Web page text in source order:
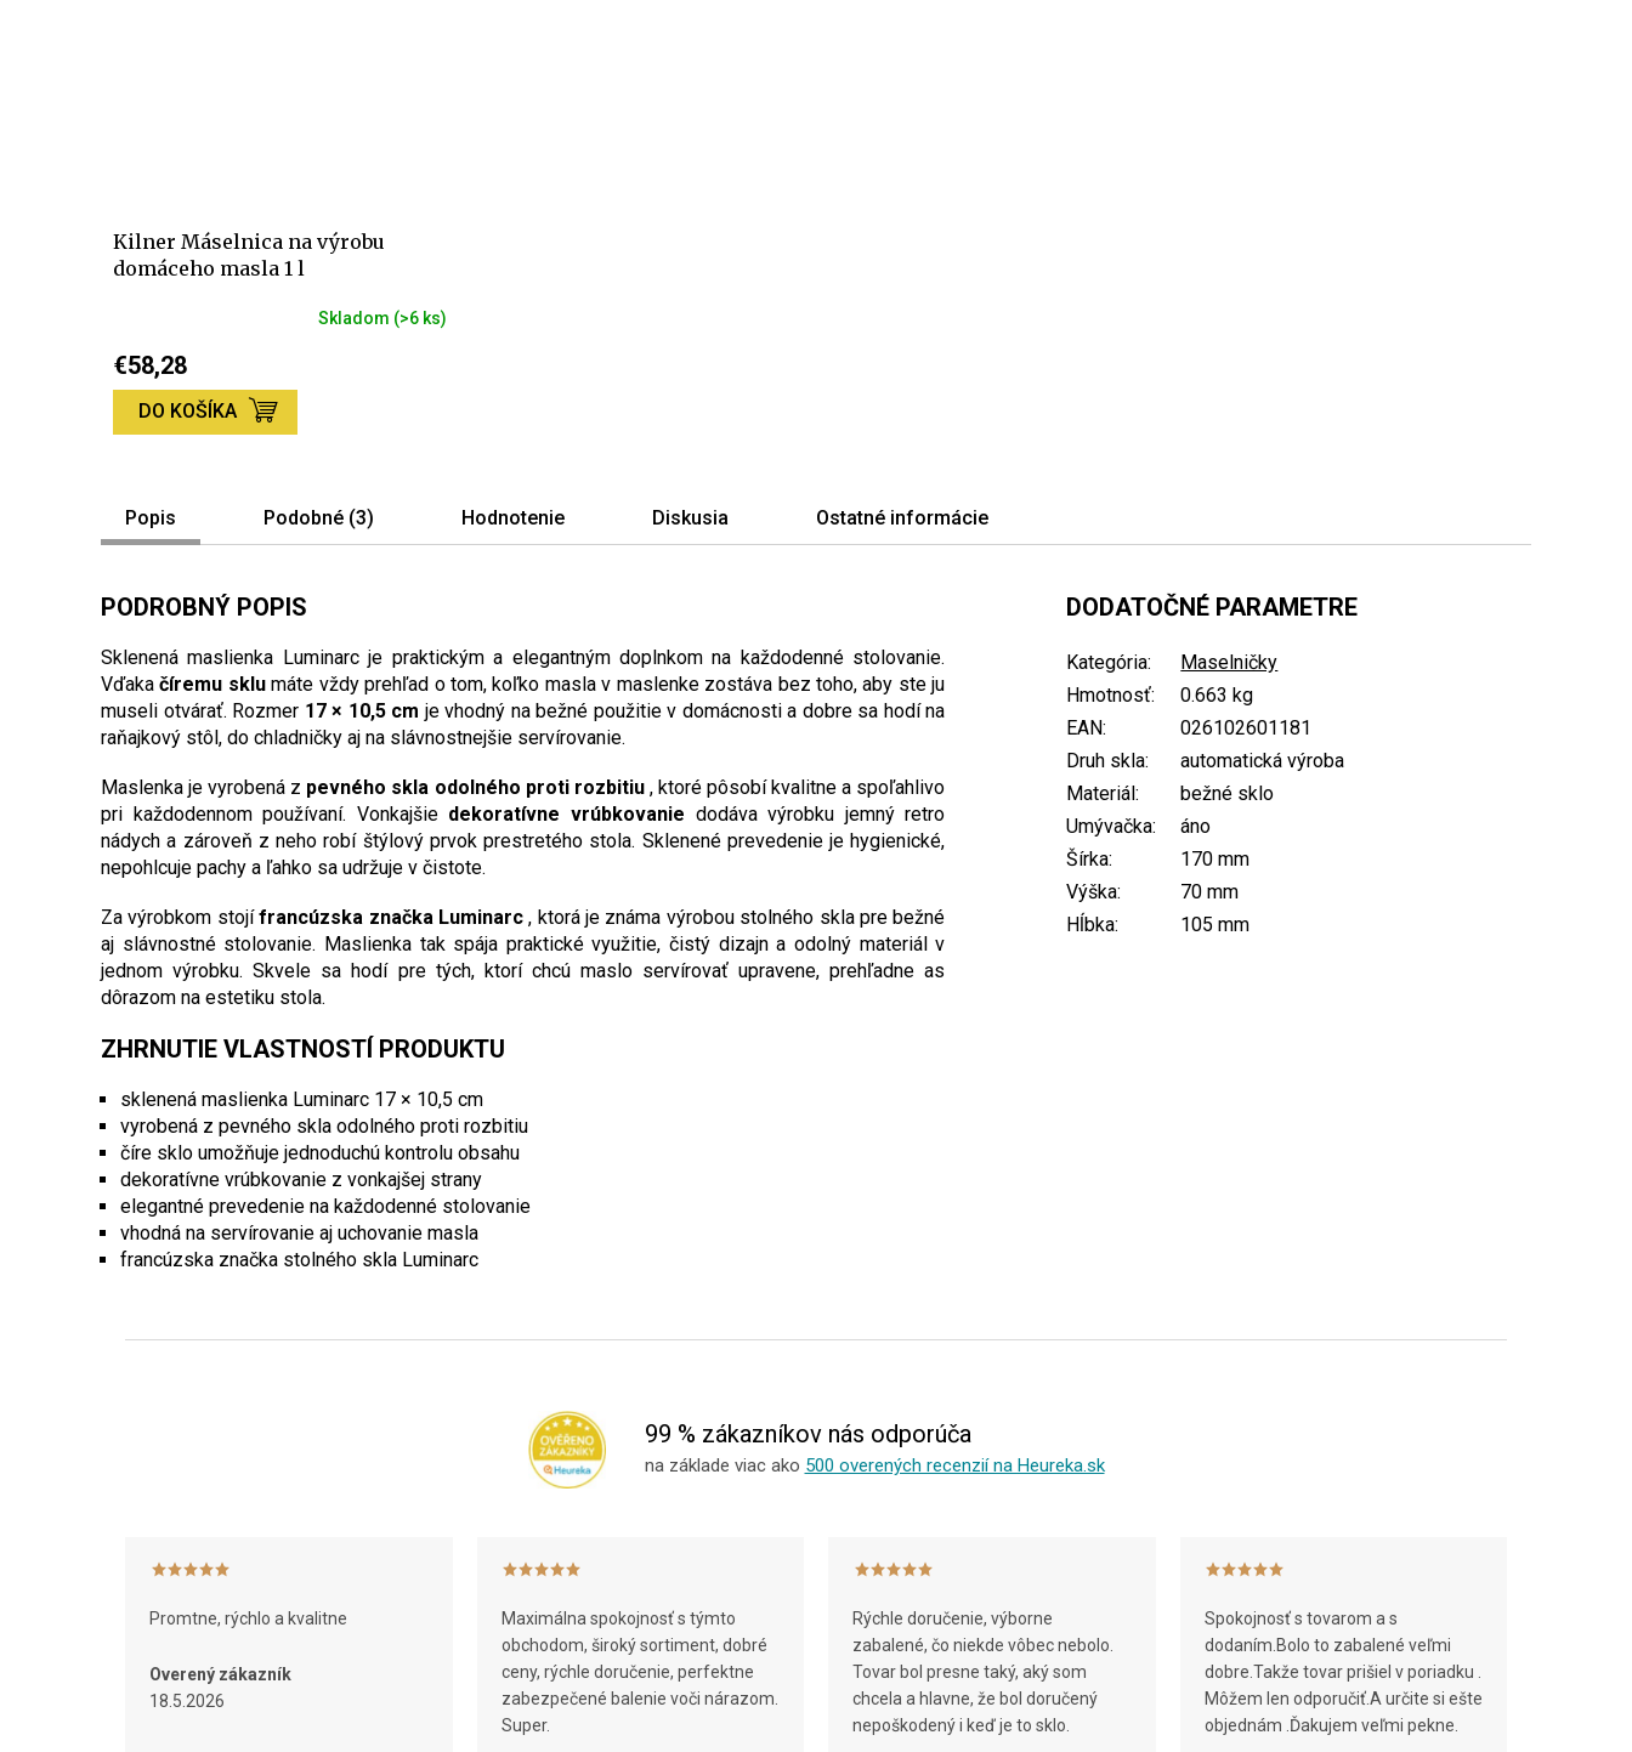
Kilner Máselnica na výrobu
domáceho masla 1 l
Skladom (>6 ks)
€58,28
DO KOŠÍKA
Popis Podobné (3) Hodnotenie Diskusia Ostatné informácie
PODROBNÝ POPIS
Sklenená maslienka Luminarc je praktickým a elegantným doplnkom na každodenné stolovanie.
Vďakačíremu sklumáte vždy prehľad o tom, koľko masla v maslenke zostáva bez toho, aby ste ju
museli otvárať. Rozmer 17 × 10,5 cm je vhodný na bežné použitie v domácnosti a dobre sa hodí na
raňajkový stôl, do chladničky aj na slávnostnejšie servírovanie.
Maslenka je vyrobená z pevného skla odolného proti rozbitiu, ktoré pôsobí kvalitne a spoľahlivo
pri každodennom používaní. Vonkajšie dekoratívne vrúbkovanie dodáva výrobku jemný retro
nádych a zároveň z neho robí štýlový prvok prestretého stola. Sklenené prevedenie je hygienické,
nepohlcuje pachy a ľahko sa udržuje v čistote.
Za výrobkom stojífrancúzska značka Luminarc, ktorá je známa výrobou stolného skla pre bežné
aj slávnostné stolovanie. Maslienka tak spája praktické využitie, čistý dizajn a odolný materiál v
jednom výrobku. Skvele sa hodí pre tých, ktorí chcú maslo servírovať upravene, prehľadne as
dôrazom na estetiku stola.
ZHRNUTIE VLASTNOSTÍ PRODUKTU
sklenená maslienka Luminarc 17 × 10,5 cm
vyrobená z pevného skla odolného proti rozbitiu
číre sklo umožňuje jednoduchú kontrolu obsahu
dekoratívne vrúbkovanie z vonkajšej strany
elegantné prevedenie na každodenné stolovanie
vhodná na servírovanie aj uchovanie masla
francúzska značka stolného skla Luminarc
DODATOČNÉ PARAMETRE
Kategória:
Maselničky
Hmotnosť:
0.663 kg
EAN:
026102601181
Druh skla:
automatická výroba
Materiál:
bežné sklo
Umývačka:
áno
Šírka:
170 mm
Výška:
70 mm
Hĺbka: 105 mm
99 % zákazníkov nás odporúča
na základe viac ako 500 overených recenzií na Heureka.sk
Promtne, rýchlo a kvalitne
Overený zákazník
18.5.2026
Maximálna spokojnosť s týmto
obchodom, široký sortiment, dobré
ceny, rýchle doručenie, perfektne
zabezpečené balenie voči nárazom.
Super.
Rýchle doručenie, výborne
zabalené, čo niekde vôbec nebolo.
Tovar bol presne taký, aký som
chcela a hlavne, že bol doručený
nepoškodený i keď je to sklo.
Spokojnosť s tovarom a s
dodaním.Bolo to zabalené veľmi
dobre.Takže tovar prišiel v poriadku .
Môžem len odporučiť.A určite si ešte
objednám .Ďakujem veľmi pekne.